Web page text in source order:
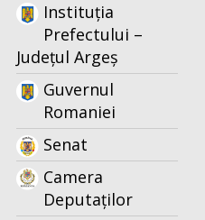
Instituția
Prefectului –
Județul Argeș
Guvernul
Romaniei
Senat
Camera
Deputaților